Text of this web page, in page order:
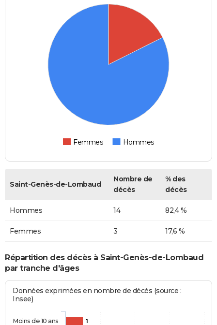
Femmes Hommes
Saint-Genès-de-Lombaud
Nombre de
décès
% des
décès
Hommes 14 82,4 %
Femmes 3 17,6 %
Répartition des décès à Saint-Genès-de-Lombaud
par tranche d'âges
Données exprimées en nombre de décès (source :
Insee)
1
Moins de 10 ans